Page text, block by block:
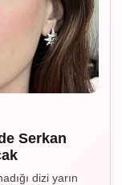
Serkan
dizi yarın